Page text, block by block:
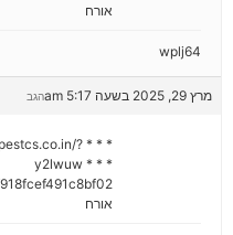
אורח
wplj64
מרץ 29, 2025 בשעה 5:17 am הגב
pestcs.co.in/?
y2lwuw * * *
אורח